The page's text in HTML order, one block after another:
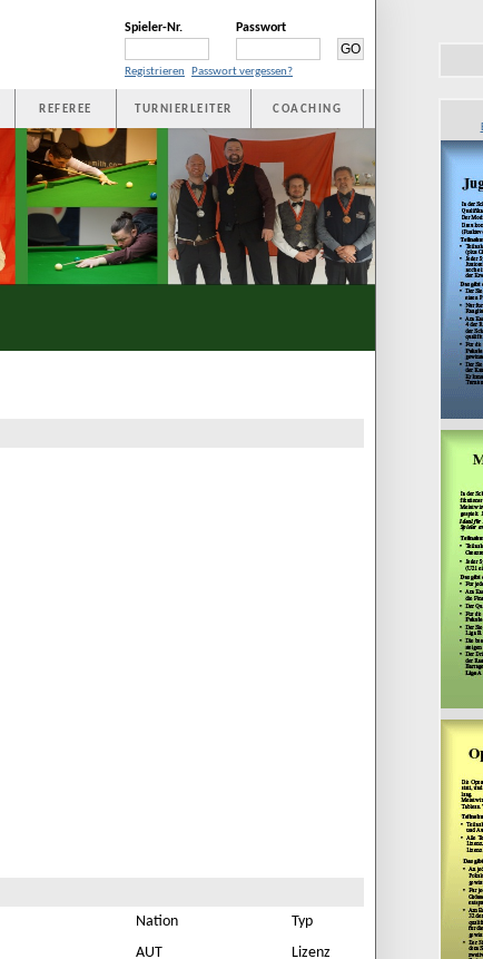
Spieler-Nr. Passwort
Registrieren Passwort vergessen?
REFEREE TURNIERLEITER COACHING
Nation
Typ
AUT
Lizenz